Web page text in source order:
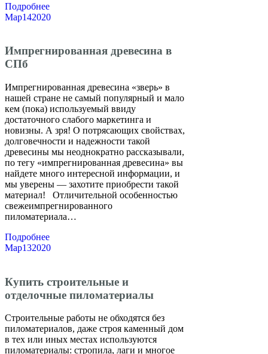
Подробнее
Мар142020
Импрегнированная древесина в
СПб
Импрегнированная древесина «зверь» в
нашей стране не самый популярный и мало
кем (пока) используемый ввиду
достаточного слабого маркетинга и
новизны. А зря! О потрясающих свойствах,
долговечности и надежности такой
древесины мы неоднократно рассказывали,
по тегу «импрегнированная древесина» вы
найдете много интересной информации, и
мы уверены — захотите приобрести такой
материал! Отличительной особенностью
свежеимпрегнированного
пиломатериала…
Подробнее
Мар132020
Купить строительные и
отделочные пиломатериалы
Строительные работы не обходятся без
пиломатериалов, даже строя каменный дом
в тех или иных местах используются
пиломатериалы: стропила, лаги и многое